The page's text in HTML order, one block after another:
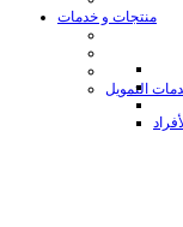
منتجات و خدمات
التمويل